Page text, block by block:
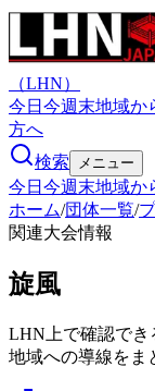
（LHN）
今日 今週末地域か
方へ
検索
メニュー
今日 今週末地域か
ホーム/団体一覧/
関連大会情報
旋風
LHN上で確認でき
地域への導線をま